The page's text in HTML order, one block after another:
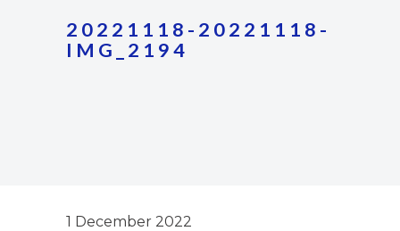
20221118-20221118-
IMG_2194
1 December 2022